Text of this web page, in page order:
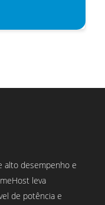
alto desempenho e
leva
de potência e